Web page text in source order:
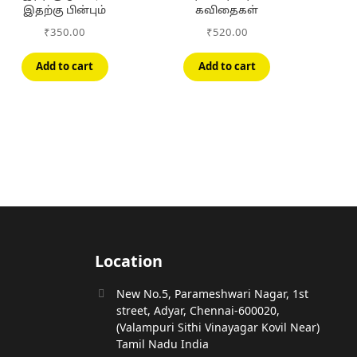
இதற்கு பின்பும்
₹350.00
Add to cart
கவிதைகள்
₹520.00
Add to cart
Location
New No.5, Parameshwari Nagar, 1st
street, Adyar, Chennai-600020,
(Valampuri Sithi Vinayagar Kovil Near)
Tamil Nadu India